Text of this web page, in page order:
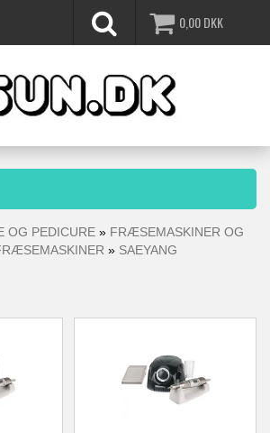
0,00DKK
OG PEDICURE » FRÆSEMASKINER OG
» SAEYANG